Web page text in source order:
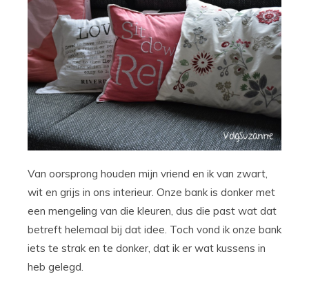
Van oorsprong houden mijn vriend en ik van zwart,
wit en grijs in ons interieur. Onze bank is donker met
een mengeling van die kleuren, dus die past wat dat
betreft helemaal bij dat idee. Toch vond ik onze bank
iets te strak en te donker, dat ik er wat kussens in
heb gelegd.